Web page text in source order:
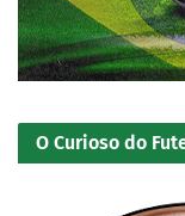
O Curioso do